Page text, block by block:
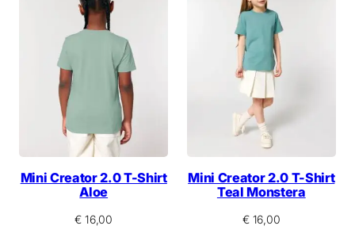
Mini Creator 2.0 T-Shirt
Aloe
€ 16,00
Mini Creator 2.0 T-Shirt
Teal Monstera
€16,00